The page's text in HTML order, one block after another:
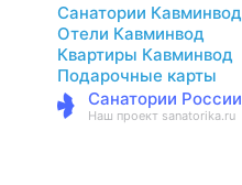
Санатории Кавминвод
Отели Кавминвод
Квартиры Кавминвод
Подарочные карты
Санатории России
Наш проект sanatorika.ru